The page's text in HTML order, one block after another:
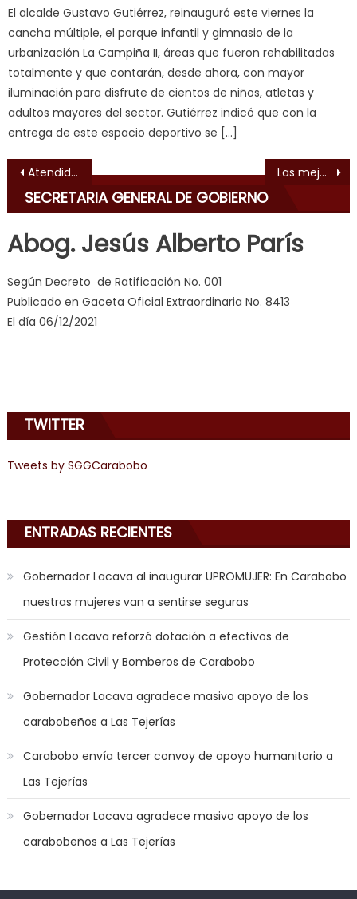
indian
dancer
erotic
milf,
videos
de
pono
sinful
angel
learns
about
of
anal
sex,
the
mood
play
game
gets
satisfy
throat
whores
El alcalde Gustavo Gutiérrez, reinauguró este viernes la
cancha múltiple, el parque infantil y gimnasio de la
urbanización La Campiña II, áreas que fueron rehabilitadas
totalmente y que contarán, desde ahora, con mayor
iluminación para disfrute de cientos de niños, atletas y
adultos mayores del sector. Gutiérrez indicó que con la
entrega de este espacio deportivo se […]
Navegación de entradas
Atendidas más de 8 mil personas en consultas ambulatorias de Insalud Las mejores raquetas de Venezuela se miden en el Master Nacional “Copa Drácula” 2019
SECRETARIA GENERAL DE GOBIERNO
Abog. Jesús Alberto París
Según Decreto de Ratificación No. 001
Publicado en Gaceta Oficial Extraordinaria No. 8413
El día 06/12/2021
TWITTER
Tweets by SGGCarabobo
ENTRADAS RECIENTES
Gobernador Lacava al inaugurar UPROMUJER: En Carabobo
nuestras mujeres van a sentirse seguras
Gestión Lacava reforzó dotación a efectivos de
Protección Civil y Bomberos de Carabobo
Gobernador Lacava agradece masivo apoyo de los
carabobeños a Las Tejerías
Carabobo envía tercer convoy de apoyo humanitario a
Las Tejerías
Gobernador Lacava agradece masivo apoyo de los
carabobeños a Las Tejerías